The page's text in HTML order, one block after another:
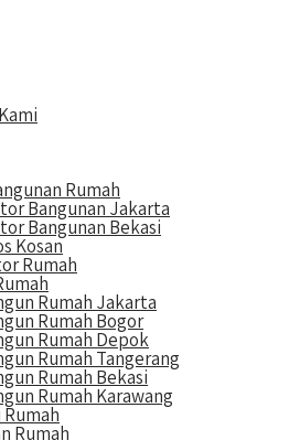
Rumah
Bangunan Jakarta
Bangunan Bekasi
Kosan
Rumah
Rumah Jakarta
Rumah Bogor
Rumah Depok
Rumah Tangerang
Rumah Bekasi
Rumah Karawang
Rumah
Rumah